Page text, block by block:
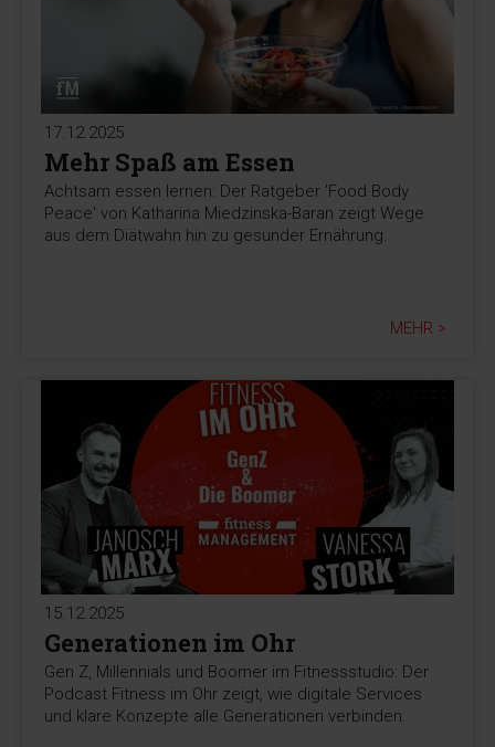
17.12.2025
Mehr Spaß am Essen
Achtsam essen lernen: Der Ratgeber 'Food Body
Peace' von Katharina Miedzinska-Baran zeigt Wege
aus dem Diätwahn hin zu gesunder Ernährung.
MEHR >
15.12.2025
Generationen im Ohr
Gen Z, Millennials und Boomer im Fitnessstudio: Der
Podcast Fitness im Ohr zeigt, wie digitale Services
und klare Konzepte alle Generationen verbinden.